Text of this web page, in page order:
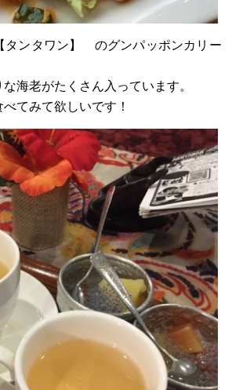
タンタワン】 のグンパッポンカリー
海老がたくさん入っています。
てみて欲しいです！